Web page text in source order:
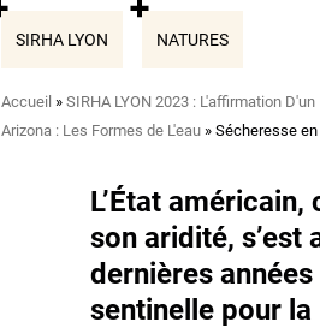
SIRHA LYON NATURES
Fil
d'Ariane
Accueil SIRHA LYON 2023 : L'affirmation
Arizona : Les Formes de L'eau
Sécheresse
L’État américain,
son aridité, s’est
dernières
sentinelle pour